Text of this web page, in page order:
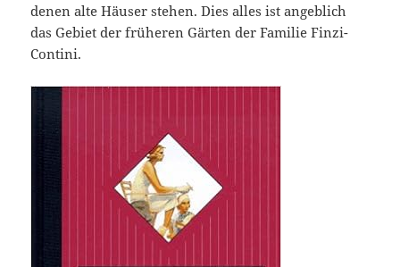
denen alte Häuser stehen. Dies alles ist angeblich
das Gebiet der früheren Gärten der Familie Finzi-
Contini.